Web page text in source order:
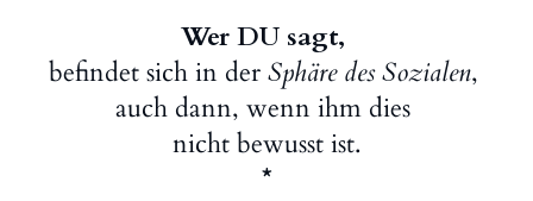
Wer DU sagt,
befindet sich in der Sphäre des Sozialen,
auch dann, wenn ihm dies
nicht bewusst ist.
*